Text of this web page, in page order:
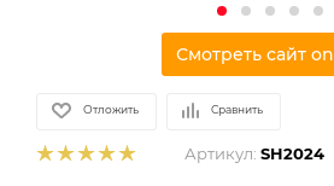
Смотреть сайт
Отложить Сравнить
Артикул: SH2024